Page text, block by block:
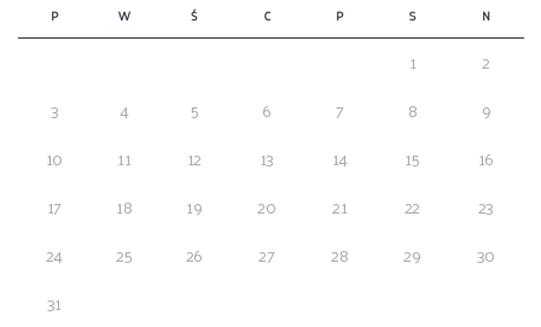
P W Ś C P S N
1
2
3
4 5 6 7 8
9
10
11 12 13 14 15
16
17
18 19 20 21 22
23
24
25 26 27 28 29
30
31